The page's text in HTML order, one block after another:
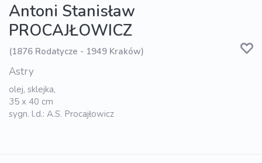
Antoni Stanisław
PROCAJŁOWICZ
(1876 Rodatycze - 1949 Kraków)
Astry
olej, sklejka,
35 x 40 cm
sygn. l.d.: A.S. Procajłowicz